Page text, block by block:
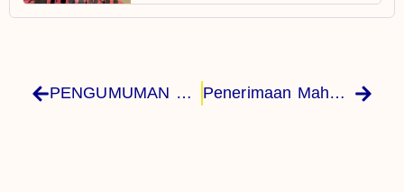
PENGUMUMAN HASIL SELEKSI SNBP 2023 Penerimaan Mahasiswa Baru Politeknik Negeri Se-Indonesia Tahun Akademik 2023-2024